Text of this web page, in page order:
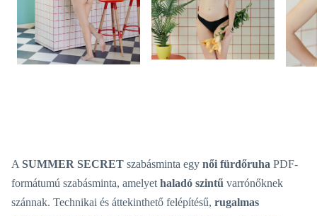
A SUMMER SECRET szabásminta egy női fürdőruha PDF-
formátumú szabásminta, amelyet haladó szintű varrónőknek
szánnak. Technikai és áttekinthető felépítésű, rugalmas